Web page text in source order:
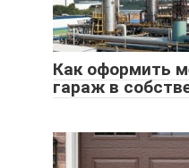
Как оформить
гараж в